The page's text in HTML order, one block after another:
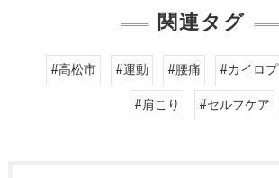
関連タグ
#高松市 #運動 #腰痛
#カイロ
#肩こり
#セルフケア